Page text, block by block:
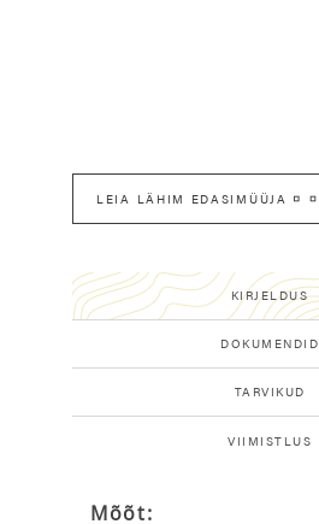
LEIA LÄHIM EDASIMÜÜJA
KIRJELDUS
DOKUMENDID
TARVIKUD
VIIMISTLUS
Mõõt: